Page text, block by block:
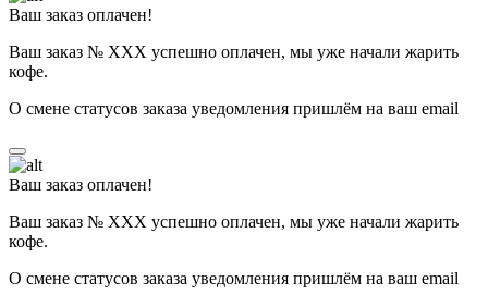
Ваш заказ оплачен!
Ваш заказ № ХХХ успешно оплачен, мы уже начали жарить
кофе.
О смене статусов заказа уведомления пришлём на ваш email
Ваш заказ оплачен!
Ваш заказ № ХХХ успешно оплачен, мы уже начали жарить
кофе.
О смене статусов заказа уведомления пришлём на ваш email